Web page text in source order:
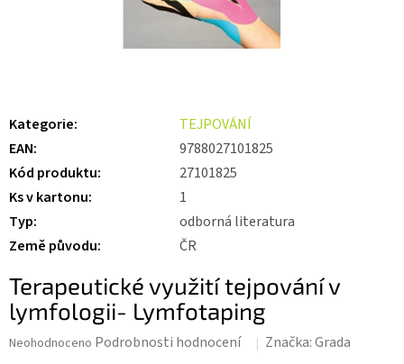
Kategorie:
TEJPOVÁNÍ
EAN:
9788027101825
Kód produktu:
27101825
Ks v kartonu:
1
Typ:
odborná literatura
Země původu: ČR
Terapeutické využití tejpování v
lymfologii- Lymfotaping
Průměrné
Neohodnoceno Podrobnosti hodnocení Značka:Grada